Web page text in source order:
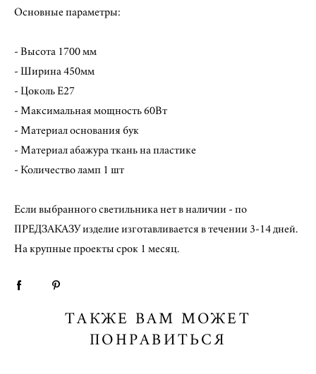
Основные параметры:
- Высота 1700 мм
- Ширина 450мм
- Цоколь Е27
- Максимальная мощность 60Вт
- Материал основания бук
- Материал абажура ткань на пластике
- Количество ламп 1 шт
Если выбранного светильника нет в наличии - по
ПРЕДЗАКАЗУ изделие изготавливается в течении 3-14 дней.
На крупные проекты срок 1 месяц.
ТАКЖЕ ВАМ МОЖЕТ
ПОНРАВИТЬСЯ